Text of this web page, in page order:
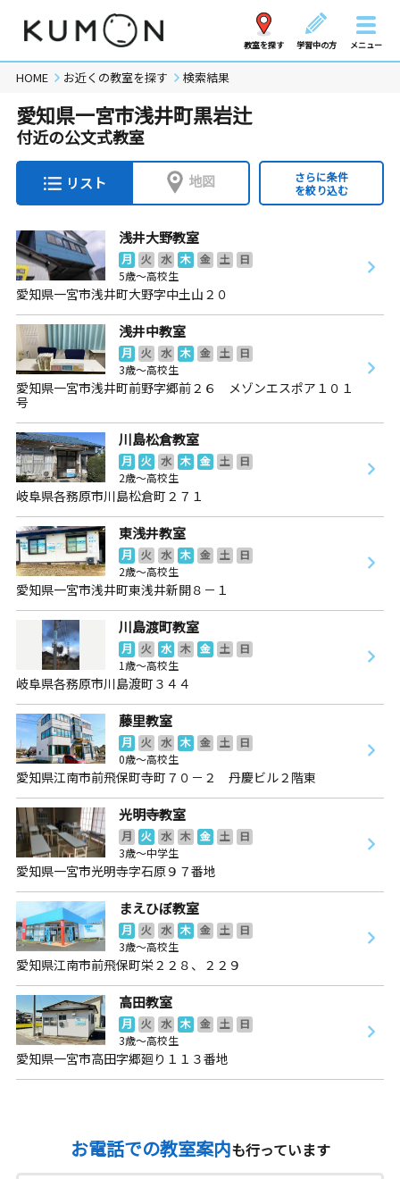
教室を探す 学習中の方 メニュー
HOME お近くの教室を探す 検索結果
愛知県一宮市浅井町黒岩辻
付近の公文式教室
リスト 地図
さらに条件
を絞り込む
浅井大野教室
月 火 水 木 金 土
日
5歳～高校生
愛知県一宮市浅井町大野字中土山２０
浅井中教室
月 火 水 木 金 土
日
3歳～高校生
愛知県一宮市浅井町前野字郷前２６ メゾンエスポア１０１
号
川島松倉教室
月 火 水 木 金 土
日
2歳～高校生
岐阜県各務原市川島松倉町２７１
東浅井教室
月 火 水 木 金 土
日
2歳～高校生
愛知県一宮市浅井町東浅井新開８－１
川島渡町教室
月 火 水 木 金 土
日
1歳～高校生
岐阜県各務原市川島渡町３４４
藤里教室
月 火 水 木 金 土
日
0歳～高校生
愛知県江南市前飛保町寺町７０－２ 丹慶ビル２階東
光明寺教室
月 火 水 木 金 土
日
3歳～中学生
愛知県一宮市光明寺字石原９７番地
まえひぼ教室
月 火 水 木 金 土
日
3歳～高校生
愛知県江南市前飛保町栄２２８、２２９
高田教室
月 火 水 木 金 土
日
3歳～高校生
愛知県一宮市高田字郷廻り１１３番地
お電話での教室案内も行っています